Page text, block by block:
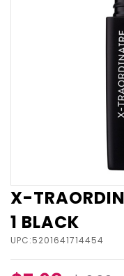
X-
1 BLACK
UPC:5201641714454